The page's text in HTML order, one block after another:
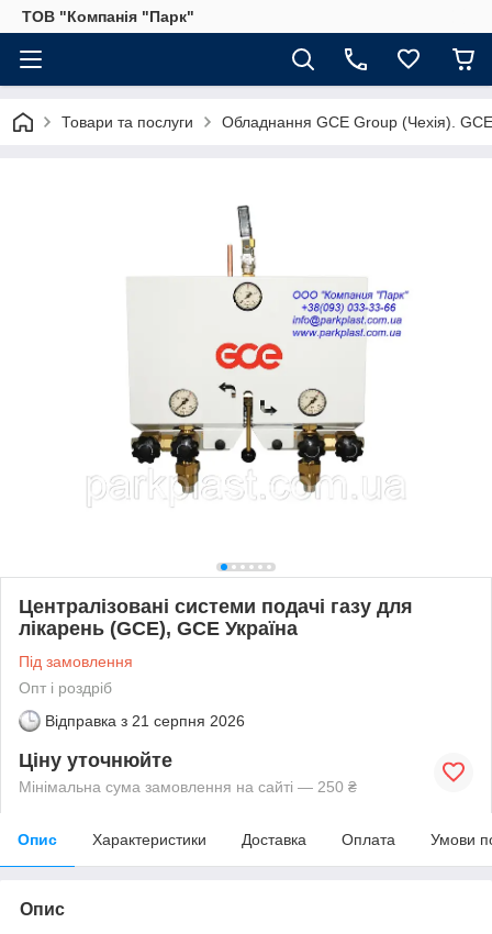
ТОВ "Компанія "Парк"
Товари та послуги Обладнання GCE Group (Чехія).
Централізовані системи подачі газу для
лікарень (GCE), GCE Україна
Під замовлення
Опт і роздріб
Відправка з 21 серпня 2026
Ціну уточнюйте
Мінімальна сума замовлення на сайті — 250 ₴
Опис Характеристики Доставка Оплата Умови
Опис